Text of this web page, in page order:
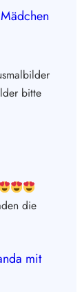
bitte
die
mit